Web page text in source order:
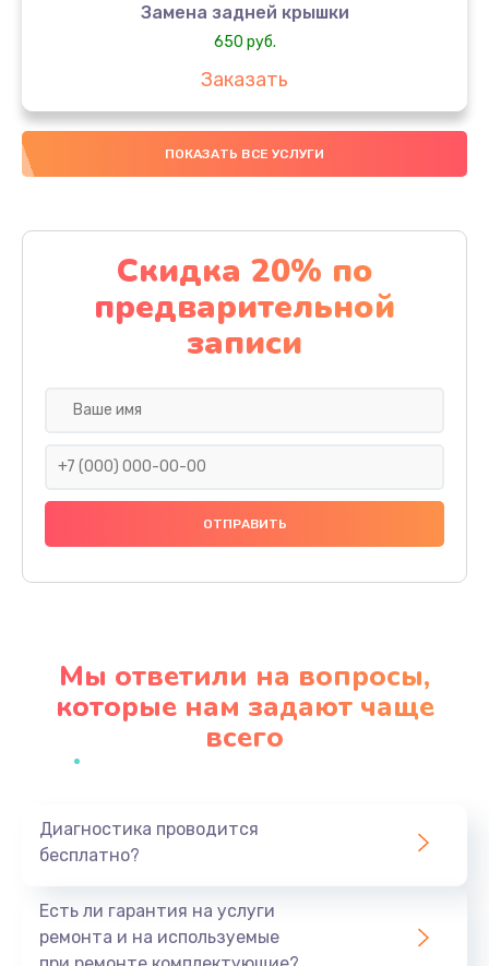
Замена задней крышки
650 руб.
Заказать
Замена аккумулятора
4000 руб.
Замена материнской платы
1100 руб.
Заказать
Замена праймера
1000 руб.
Заказать
Профилактическая чистка
Заказать
ПОКАЗАТЬ ВСЕ УСЛУГИ
Скидка 20% по
предварительной
записи
Мы ответили на вопросы,
которые нам задают чаще
всего
Диагностика проводится
бесплатно?
Есть ли гарантия на услуги
ремонта и на используемые